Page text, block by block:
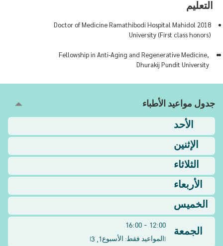
التعليم
2018 Doctor of Medicine Ramathibodi Hospital Mahidol
University (First class honors)
Fellowship in Anti-Aging and Regenerative Medicine,
Dhurakij Pundit University
جدول مواعيد الأطباء
الأحد
الإثنين
الثلاثاء
الأربعاء
الخميس
الجمعة
12:00 - 16:00
(المواعيد فقط: الأسبوع1, 3
)